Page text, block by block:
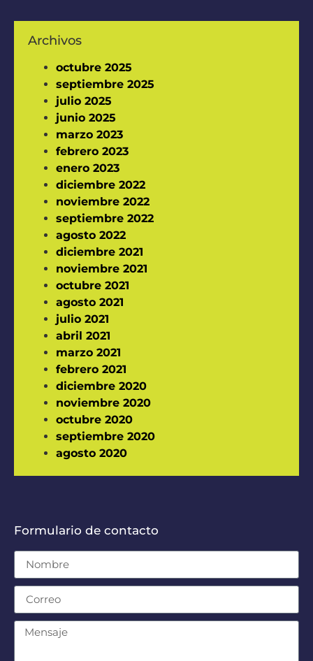
Archivos
octubre 2025
septiembre 2025
julio 2025
junio 2025
marzo 2023
febrero 2023
enero 2023
diciembre 2022
noviembre 2022
septiembre 2022
agosto 2022
diciembre 2021
noviembre 2021
octubre 2021
agosto 2021
julio 2021
abril 2021
marzo 2021
febrero 2021
diciembre 2020
noviembre 2020
octubre 2020
septiembre 2020
agosto 2020
Formulario de contacto